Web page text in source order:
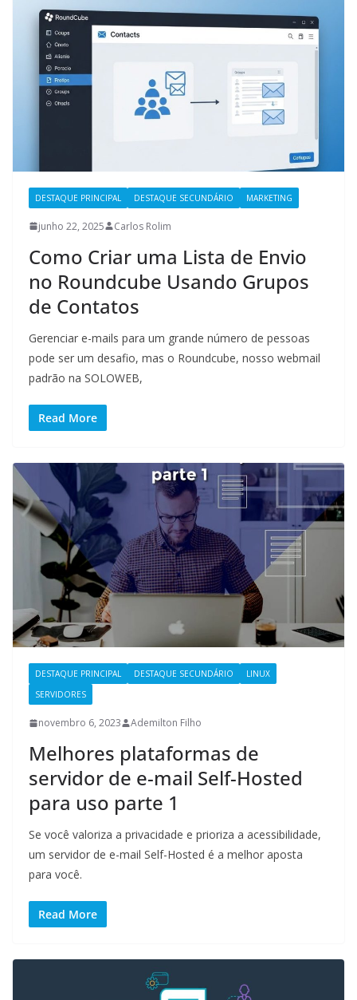
DESTAQUE PRINCIPAL DESTAQUE SECUNDÁRIO MARKETING
junho 22, 2025 Carlos Rolim
Como Criar uma Lista de Envio
no Roundcube Usando Grupos
de Contatos
Gerenciar e-mails para um grande número de pessoas
pode ser um desafio, mas o Roundcube, nosso webmail
padrão na SOLOWEB,
Read More
DESTAQUE PRINCIPAL DESTAQUE SECUNDÁRIO
LINUX
SERVIDORES
novembro 6, 2023 Ademilton Filho
Melhores plataformas de
servidor de e-mail Self-Hosted
para uso parte 1
Se você valoriza a privacidade e prioriza a acessibilidade,
um servidor de e-mail Self-Hosted é a melhor aposta
para você.
Read More